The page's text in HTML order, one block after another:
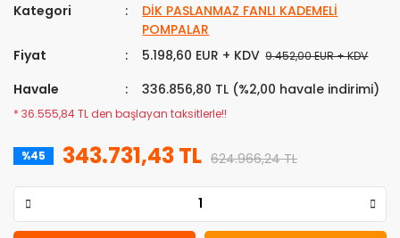
Kategori
DİK PASLANMAZ FANLI KADEMELİ
POMPALAR
Fiyat
5.198,60 EUR + KDV 9.452,00 EUR + KDV
Havale 336.856,80 TL (%2,00 havale indirimi)
* 36.555,84 TL den başlayan taksitlerle!!
%45 343.731,43 TL 624.966,24 TL